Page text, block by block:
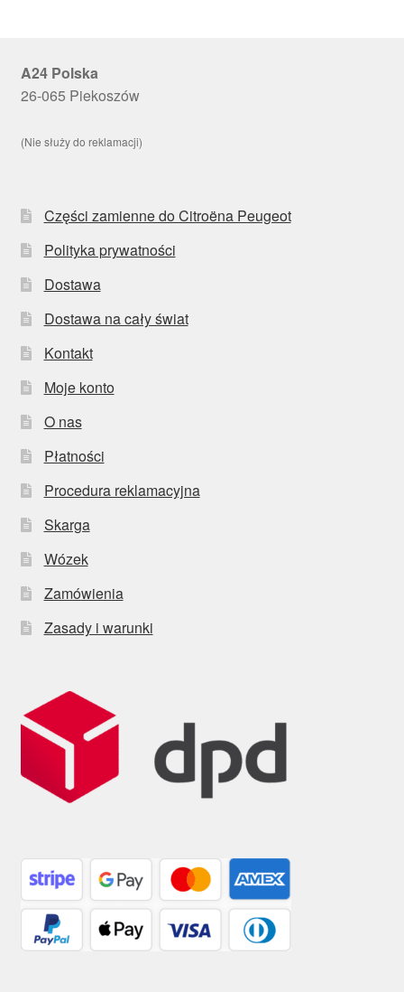
A24 Polska
26-065 Piekoszów
(Nie służy do reklamacji)
Części zamienne do Citroëna Peugeot
Polityka prywatności
Dostawa
Dostawa na cały świat
Kontakt
Moje konto
O nas
Płatności
Procedura reklamacyjna
Skarga
Wózek
Zamówienia
Zasady i warunki